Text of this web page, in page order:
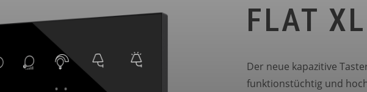
FLAT XL
Der neue kapazitive
funktionstüchtig und